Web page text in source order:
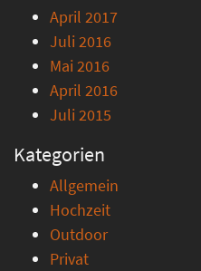
April 2017
Juli 2016
Mai 2016
April 2016
Juli 2015
Kategorien
Allgemein
Hochzeit
Outdoor
Privat